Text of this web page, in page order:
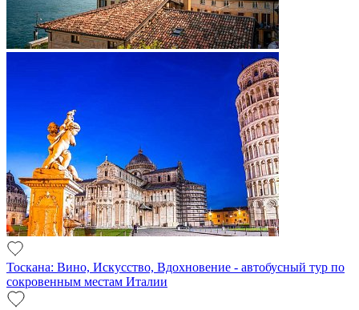
Тоскана: Вино, Искусство, Вдохновение - автобусный тур по
сокровенным местам Италии